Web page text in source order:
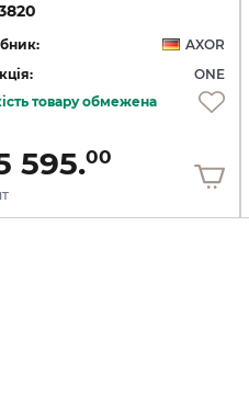
AXOR
ONE
товару обмежена
595.00